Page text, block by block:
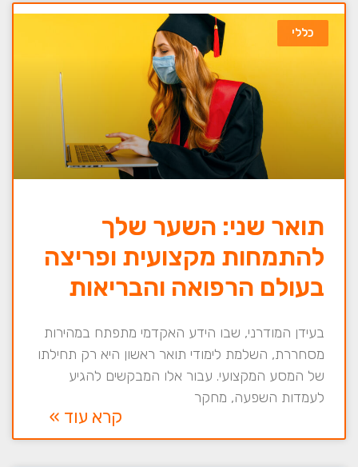
כללי
תואר שני: השער שלך
להתמחות מקצועית ופריצה
בעולם הרפואה והבריאות
בעידן המודרני, שבו הידע האקדמי מתפתח במהירות
מסחררת, השלמת לימודי תואר ראשון היא רק תחילתו
של המסע המקצועי. עבור אלו המבקשים להגיע
לעמדות השפעה, מחקר
קרא עוד »